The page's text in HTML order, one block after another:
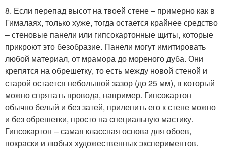
8. Если перепад высот на твоей стене – примерно как в
Гималаях, только хуже, тогда остается крайнее средство
– стеновые панели или гипсокартонные щиты, которые
прикроют это безобразие. Панели могут имитировать
любой материал, от мрамора до мореного дуба. Они
крепятся на обрешетку, то есть между новой стеной и
старой остается небольшой зазор (до 25 мм), в который
можно спрятать провода, например. Гипсокартон
обычно белый и без затей, прилепить его к стене можно
и без обрешетки, просто на специальную мастику.
Гипсокартон – самая классная основа для обоев,
покраски и любых художественных экспериментов.